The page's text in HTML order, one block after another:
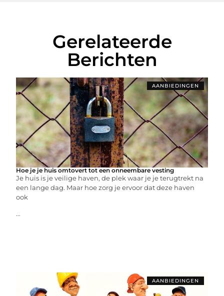
Gerelateerde
Berichten
AANBIEDINGEN
Hoe je je huis omtovert tot een onneembare vesting
Je huis is je veilige haven, de plek waar je je terugtrekt na
een lange dag. Maar hoe zorg je ervoor dat deze haven
ook
...
AANBIEDINGEN